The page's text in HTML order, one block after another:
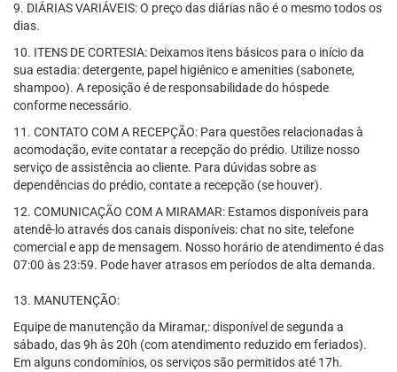
9. DIÁRIAS VARIÁVEIS: O preço das diárias não é o mesmo todos os
dias.
10. ITENS DE CORTESIA: Deixamos itens básicos para o início da
sua estadia: detergente, papel higiênico e amenities (sabonete,
shampoo). A reposição é de responsabilidade do hóspede
conforme necessário.
11. CONTATO COM A RECEPÇÃO: Para questões relacionadas à
acomodação, evite contatar a recepção do prédio. Utilize nosso
serviço de assistência ao cliente. Para dúvidas sobre as
dependências do prédio, contate a recepção (se houver).
12. COMUNICAÇÃO COM A MIRAMAR: Estamos disponíveis para
atendê-lo através dos canais disponíveis: chat no site, telefone
comercial e app de mensagem. Nosso horário de atendimento é das
07:00 às 23:59. Pode haver atrasos em períodos de alta demanda.
13. MANUTENÇÃO:
Equipe de manutenção da Miramar,: disponível de segunda a
sábado, das 9h às 20h (com atendimento reduzido em feriados).
Em alguns condomínios, os serviços são permitidos até 17h.